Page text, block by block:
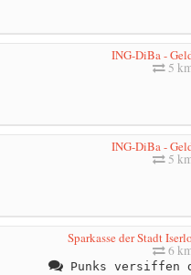
ING-DiBa -
5
ING-DiBa -
5
Sparkasse der Stadt
6
Punks versiffen